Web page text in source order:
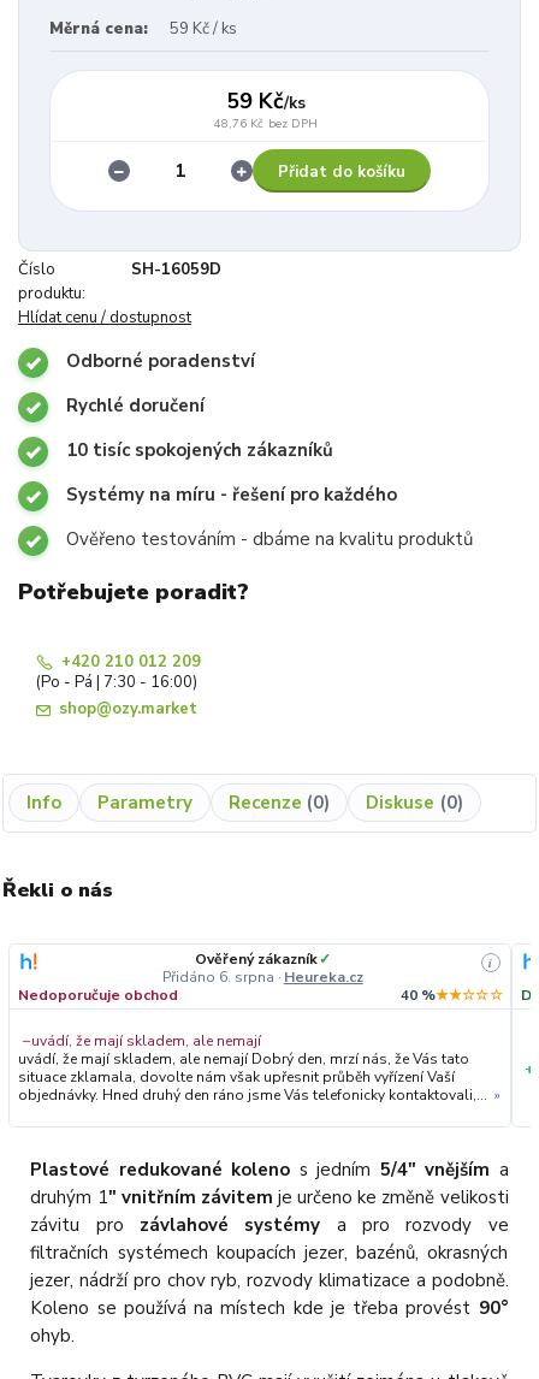
Měrná cena:
59 Kč / ks
59 Kč/ks
48,76 Kč bez DPH
Přidat do košíku
Číslo
produktu:
SH-16059D
Hlídat cenu / dostupnost
Odborné poradenství
Rychlé doručení
10 tisíc spokojených zákazníků
Systémy na míru - řešení pro každého
Ověřeno testováním - dbáme na kvalitu produktů
Potřebujete poradit?
+420 210 012 209
(Po - Pá | 7:30 - 16:00)
shop@ozy.market
Info Parametry Recenze 0 Diskuse 0
Řekli o nás
Ověřený zákazník✓
Přidáno 6. srpna · Heureka.cz
i
Nedoporučuje obchod 40 %★★☆☆☆
−uvádí, že mají skladem, ale nemají
uvádí, že mají skladem, ale nemají Dobrý den, mrzí nás, že Vás tato
situace zklamala, dovolte nám však upřesnit průběh vyřízení Vaší
objednávky. Hned druhý den ráno jsme Vás telefonicky kontaktovali,
prověřovali jeho dostupnost přímo u dodavatele. Jelikož zboží
všem jsme Vás obratem informovali a náležitě se omluvili.
Zakládáme si na férovém a rychlém jednání. O to více nás mrzí, že i
přes naši okamžitou reakci, osobní telefonát a maximální snahu náš
obchod nedoporučujete. Věříme, že nám v budoucnu dáte příležitost
přesvědčit Vás o kvalitě našich služeb. Tým OZY.market
»
+
Plastové redukované koleno s jedním 5/4" vnějším a
druhým 1" vnitřním závitem je určeno ke změně velikosti
závitu pro závlahové systémy a pro rozvody ve
filtračních systémech koupacích jezer, bazénů, okrasných
jezer, nádrží pro chov ryb, rozvody klimatizace a podobně.
Koleno se používá na místech kde je třeba provést 90°
ohyb.